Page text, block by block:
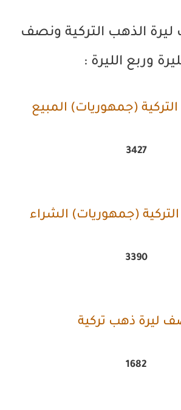
الذهب التركية ونصف
وربع الليرة :
التركية (جمهوريات) المبيع
3427
(جمهوريات) الشراء
3390
ليرة ذهب تركية
1682